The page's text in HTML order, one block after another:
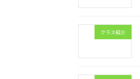
クラス紹介